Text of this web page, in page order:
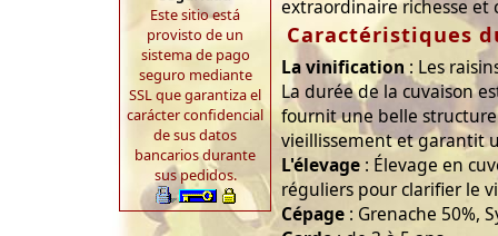
Este sitio está
provisto de un
sistema de pago
seguro mediante
SSL que garantiza el
carácter confidencial
de sus datos
bancarios durante
sus pedidos.
extraordinaire richesse et
Caractéristiques
La vinification : Les
La durée de la cuvaison
fournit une belle
vieillissement et garantit
L'élevage : Élevage en
réguliers pour clarifier le
Cépage : Grenache 50%,